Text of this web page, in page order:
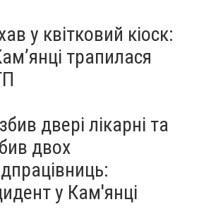
у квітковий кіоск:
трапилася
двері лікарні та
двох
у Кам'янці